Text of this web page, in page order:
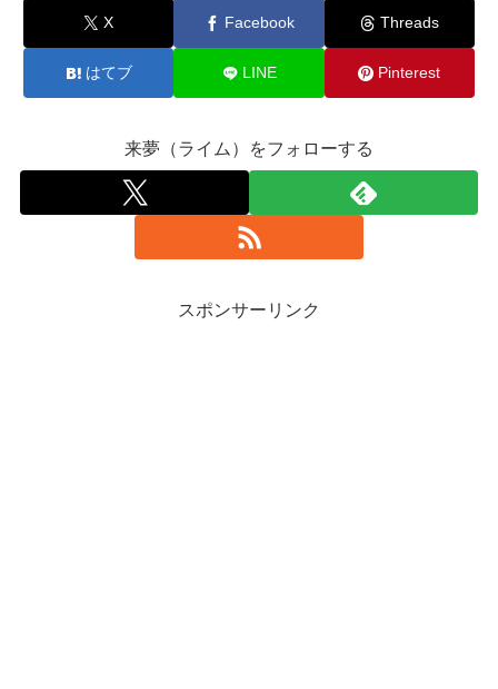
X Facebook Threads
はてブ LINE Pinterest
来夢（ライム）をフォローする
スポンサーリンク